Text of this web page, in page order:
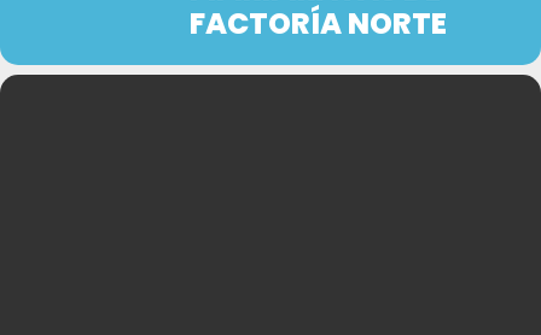
FACTORÍA NORTE